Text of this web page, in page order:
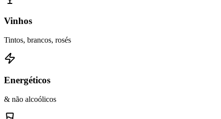
Vinhos
Tintos, brancos, rosés
Energéticos
& não alcoólicos